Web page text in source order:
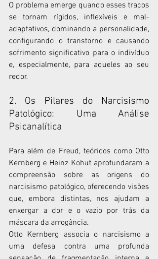
O problema emerge quando esses traços
se tornam rígidos, inflexíveis e mal-
adaptativos, dominando a personalidade,
configurando o transtorno e causando
sofrimento significativo para o indivíduo
e, especialmente, para aqueles ao seu
redor.
2. Os Pilares do Narcisismo
Patológico: Uma Análise
Psicanalítica
Para além de Freud, teóricos como Otto
Kernberg e Heinz Kohut aprofundaram a
compreensão sobre as origens do
narcisismo patológico, oferecendo visões
que, embora distintas, nos ajudam a
enxergar a dor e o vazio por trás da
máscara da arrogância.
Otto Kernberg associa o narcisismo a
uma defesa contra uma profunda